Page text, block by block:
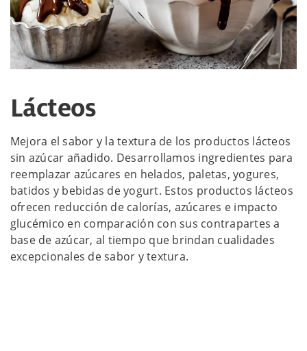
Lácteos
Mejora el sabor y la textura de los productos lácteos
sin azúcar añadido. Desarrollamos ingredientes para
reemplazar azúcares en helados, paletas, yogures,
batidos y bebidas de yogurt. Estos productos lácteos
ofrecen reducción de calorías, azúcares e impacto
glucémico en comparación con sus contrapartes a
base de azúcar, al tiempo que brindan cualidades
excepcionales de sabor y textura.